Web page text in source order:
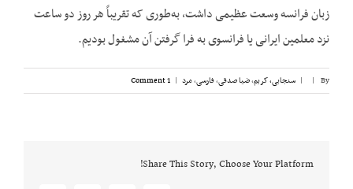
زبان فرانسه وسعت عظیمی داشت، به‌‌طوری که تقریباً هر روز دو ساعت
نزد معلمین ایرانی یا فرانسوی به فرا گرفتن آن مشغول بودیم.
By
|
| سنجابی، کریم,ضیا صدقی,فارسی,مرد |
1 Comment
Share This Story, Choose Your Platform!